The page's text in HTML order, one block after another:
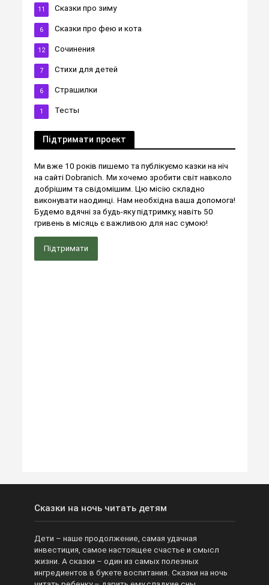
Сказки про зиму
11
Сказки про фею и кота
6
Сочинения
12
Стихи для детей
7
Страшилки
6
Тесты
1
Підтримати проект
Ми вже 10 років пишемо та публікуємо казки на ніч
на сайті Dobranich. Ми хочемо зробити світ навколо
добрішим та свідомішим. Цю місію складно
виконувати наодинці. Нам необхідна ваша допомога!
Будемо вдячні за будь-яку підтримку, навіть 50
гривень в місяць є важливою для нас сумою!
Підтримати
Сказки на ночь читать детям
Дети – наше продолжение, самая удачная
инвестиция, самое настоящее счастье и смысл
жизни. А сказки – один из самых полезных
ингредиентов в букете воспитания. Сказки на ночь